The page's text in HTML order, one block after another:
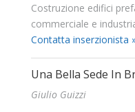
Costruzione edifici
commerciale e
Contatta inserzionista
Una Bella Sede In
Giulio Guizzi